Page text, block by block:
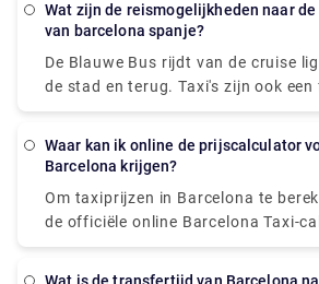
transferin 21 jaar of ouder zijn. Uw
beschouwd als uw leeftijd voor de
Wat zijn de reismogelijkheden naar de aanloophaven
van barcelona spanje?
De Blauwe Bus rijdt van de cruise
de stad en terug. Taxi's zijn ook
optie om door de stad te reizen.
Ramblas, waar mensen de weg
een auto. De metro, bussen, treinen,
transferwagens hebben een
Waar kan ik online de prijscalculator voor een taxi van
Barcelona krijgen?
Om taxiprijzen in Barcelona te
de officiële online Barcelona Taxi-
Het schat de kosten van een taxirit